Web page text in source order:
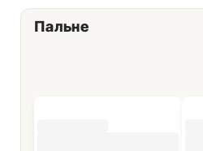
Пальне